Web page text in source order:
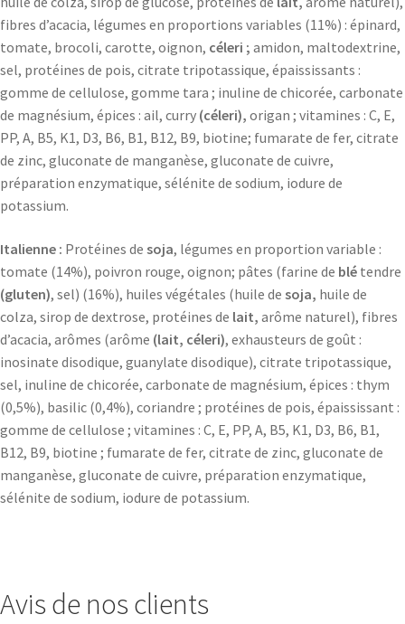
fibres d’acacia, légumes en proportions variables (11%) : épinard,
tomate, brocoli, carotte, oignon, céleri ; amidon, maltodextrine,
sel, protéines de pois, citrate tripotassique, épaississants :
gomme de cellulose, gomme tara ; inuline de chicorée, carbonate
de magnésium, épices : ail, curry (céleri), origan ; vitamines : C, E,
PP, A, B5, K1, D3, B6, B1, B12, B9, biotine; fumarate de fer, citrate
de zinc, gluconate de manganèse, gluconate de cuivre,
préparation enzymatique, sélénite de sodium, iodure de
potassium.
Italienne : Protéines de soja, légumes en proportion variable :
tomate (14%), poivron rouge, oignon; pâtes (farine de blé tendre
(gluten), sel) (16%), huiles végétales (huile de soja, huile de
colza, sirop de dextrose, protéines de lait, arôme naturel), fibres
d’acacia, arômes (arôme (lait, céleri), exhausteurs de goût :
inosinate disodique, guanylate disodique), citrate tripotassique,
sel, inuline de chicorée, carbonate de magnésium, épices : thym
(0,5%), basilic (0,4%), coriandre ; protéines de pois, épaississant :
gomme de cellulose ; vitamines : C, E, PP, A, B5, K1, D3, B6, B1,
B12, B9, biotine ; fumarate de fer, citrate de zinc, gluconate de
manganèse, gluconate de cuivre, préparation enzymatique,
sélénite de sodium, iodure de potassium.
Avis de nos clients